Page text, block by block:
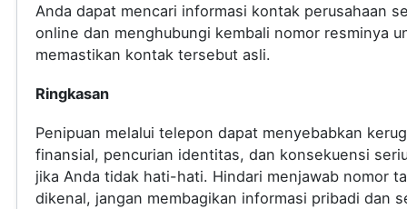
Anda dapat mencari informasi kontak perusahaan
online dan menghubungi kembali nomor resminya
memastikan kontak tersebut asli.
Ringkasan
Penipuan melalui telepon dapat menyebabkan
finansial, pencurian identitas, dan konsekuensi
jika Anda tidak hati-hati. Hindari menjawab nomor
dikenal, jangan membagikan informasi pribadi dan